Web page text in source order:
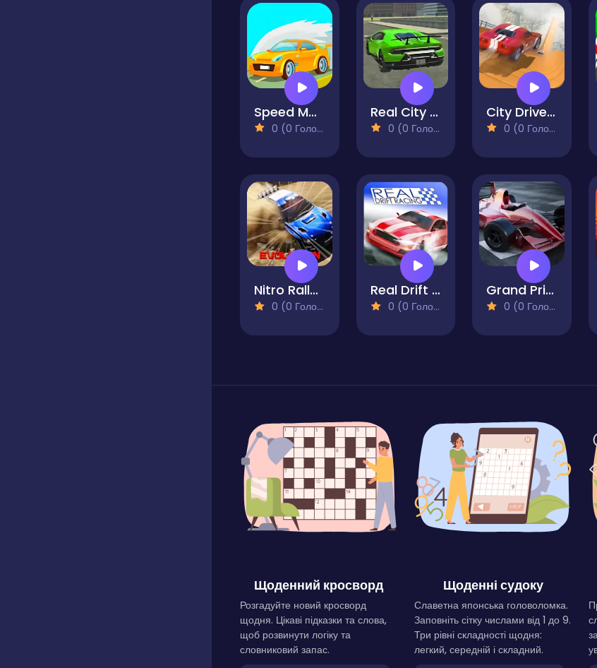
Speed Maniac
0 (0 Голосів)
Real City Driving 2
0 (0 Голосів)
City Driver Destroy Car
0 (0 Голосів)
Nitro Rally Evolution
0 (0 Голосів)
Real Drift Racing
0 (0 Голосів)
Grand Prix Hero
0 (0 Голосів)
Щоденний кросворд
Розгадуйте новий кросворд
щодня. Цікаві підказки та слова,
щоб розвинути логіку та
словниковий запас.
Щоденні судоку
Славетна японська головоломка.
Заповніть сітку числами від 1 до 9.
Три рівні складності щодня:
легкий, середній і складний.